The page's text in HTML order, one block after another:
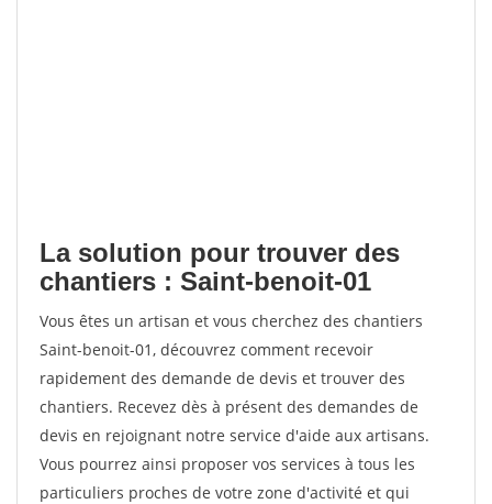
La solution pour trouver des
chantiers : Saint-benoit-01
Vous êtes un artisan et vous cherchez des chantiers
Saint-benoit-01, découvrez comment recevoir
rapidement des demande de devis et trouver des
chantiers. Recevez dès à présent des demandes de
devis en rejoignant notre service d'aide aux artisans.
Vous pourrez ainsi proposer vos services à tous les
particuliers proches de votre zone d'activité et qui